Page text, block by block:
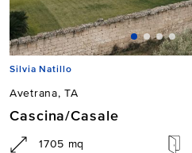
Silvia Natillo
Avetrana, TA
Cascina/Casale
1705 mq